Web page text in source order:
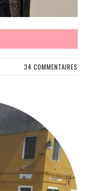
34 COMMENTAIRES